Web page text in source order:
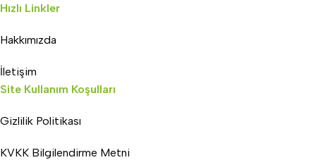
Hızlı Linkler
Hakkımızda
İletişim
Site Kullanım Koşulları
Gizlilik Politikası
KVKK Bilgilendirme Metni